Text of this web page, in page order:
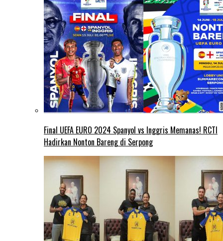
Final UEFA EURO 2024 Spanyol vs Inggris Memanas! RCTI
Hadirkan Nonton Bareng di Serpong